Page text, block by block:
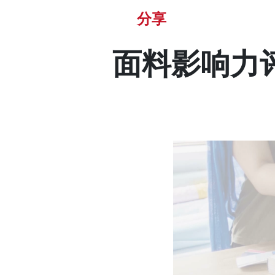
分享
面料影响力